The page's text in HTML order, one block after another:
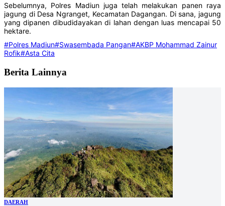
Sebelumnya, Polres Madiun juga telah melakukan panen raya
jagung di Desa Ngranget, Kecamatan Dagangan. Di sana, jagung
yang dipanen dibudidayakan di lahan dengan luas mencapai 50
hektare.
#Polres Madiun#Swasembada Pangan#AKBP Mohammad Zainur
Rofik#Asta Cita
Berita Lainnya
DAERAH